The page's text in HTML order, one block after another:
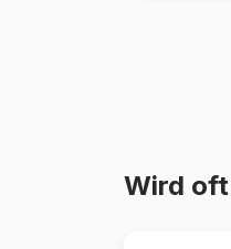
Wird